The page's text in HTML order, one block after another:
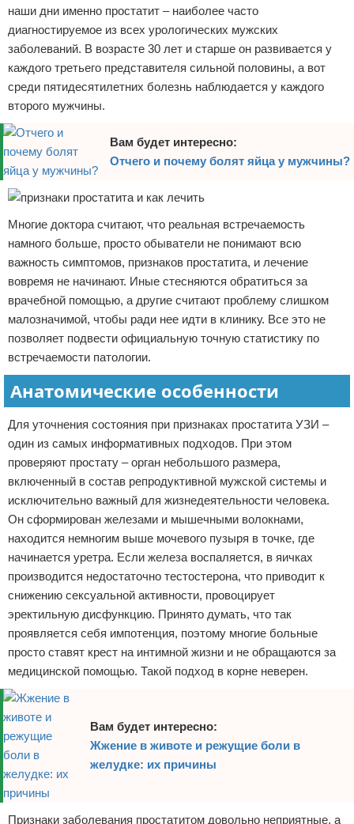
наши дни именно простатит – наиболее часто
диагностируемое из всех урологических мужских
заболеваний. В возрасте 30 лет и старше он развивается у
каждого третьего представителя сильной половины, а вот
среди пятидесятилетних болезнь наблюдается у каждого
второго мужчины.
Вам будет интересно:
Отчего и почему болят яйца у мужчины?
Многие доктора считают, что реальная встречаемость
намного больше, просто обыватели не понимают всю
важность симптомов, признаков простатита, и лечение
вовремя не начинают. Иные стесняются обратиться за
врачебной помощью, а другие считают проблему слишком
малозначимой, чтобы ради нее идти в клинику. Все это не
позволяет подвести официальную точную статистику по
встречаемости патологии.
Анатомические особенности
Для уточнения состояния при признаках простатита УЗИ –
один из самых информативных подходов. При этом
проверяют простату – орган небольшого размера,
включенный в состав репродуктивной мужской системы и
исключительно важный для жизнедеятельности человека.
Он сформирован железами и мышечными волокнами,
находится немногим выше мочевого пузыря в точке, где
начинается уретра. Если железа воспаляется, в яичках
производится недостаточно тестостерона, что приводит к
снижению сексуальной активности, провоцирует
эректильную дисфункцию. Принято думать, что так
проявляется себя импотенция, поэтому многие больные
просто ставят крест на интимной жизни и не обращаются за
медицинской помощью. Такой подход в корне неверен.
Вам будет интересно:
Жжение в животе и режущие боли в
желудке: их причины
Признаки заболевания простатитом довольно неприятные, а